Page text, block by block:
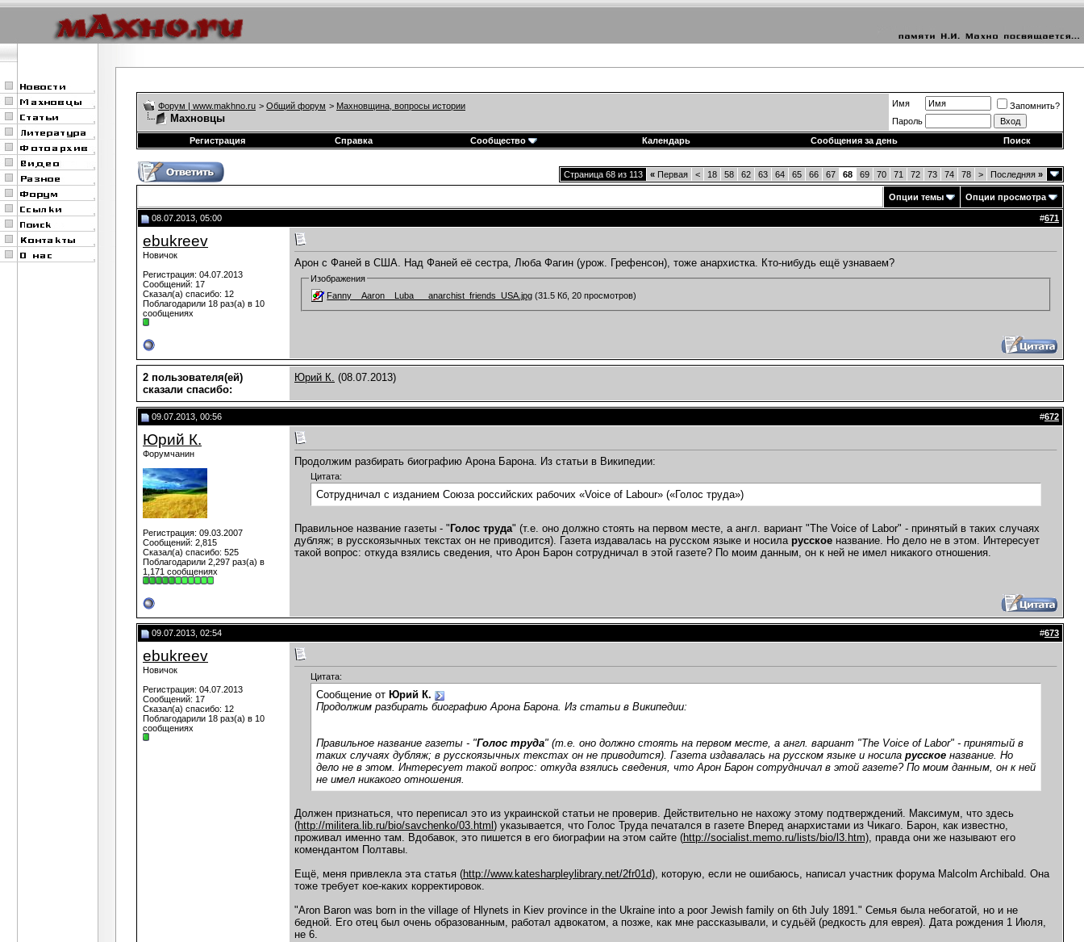
Форум | www.makhno.ru > Общий форум > Махновщина, вопросы истории
Махновцы
Имя
Запомнить?
Пароль
Регистрация
Справка Сообщество Календарь Сообщения за день Поиск
Страница 68 из 113 « Первая < 18 58 62 63 64 65 66 67 68 69 70 71 72 73 74 78 > Последняя »
Опции темы Опции просмотра
08.07.2013, 05:00 #671
ebukreev
Новичок
Регистрация: 04.07.2013
Сообщений: 17
Сказал(а) спасибо: 12
Поблагодарили 18 раз(а) в 10
сообщениях
Арон с Фаней в США. Над Фаней её сестра, Люба Фагин (урож. Грефенсон), тоже анархистка. Кто-нибудь ещё узнаваем?
Изображения
Fanny__Aaron__Luba___anarchist_friends_USA.jpg (31.5 Кб, 20 просмотров)
2 пользователя(ей)
сказали cпасибо:
Юрий К. (08.07.2013)
09.07.2013, 00:56 #672
Юрий К.
Форумчанин
Регистрация: 09.03.2007
Сообщений: 2,815
Сказал(а) спасибо: 525
Поблагодарили 2,297 раз(а) в
1,171 сообщениях
Продолжим разбирать биографию Арона Барона. Из статьи в Википедии:
Цитата:
Сотрудничал с изданием Союза российских рабочих «Voice of Labour» («Голос труда»)
Правильное название газеты - " Голос труда" (т.е. оно должно стоять на первом месте, а англ. вариант "The Voice of Labor" - принятый в таких случаях
дубляж; в русскоязычных текстах он не приводится). Газета издавалась на русском языке и носила русское название. Но дело не в этом. Интересует
такой вопрос: откуда взялись сведения, что Арон Барон сотрудничал в этой газете? По моим данным, он к ней не имел никакого отношения.
09.07.2013, 02:54 #673
ebukreev
Новичок
Регистрация: 04.07.2013
Сообщений: 17
Сказал(а) спасибо: 12
Поблагодарили 18 раз(а) в 10
сообщениях
Цитата:
Сообщение от Юрий К.
Продолжим разбирать биографию Арона Барона. Из статьи в Википедии:
Правильное название газеты - "Голос труда" (т.е. оно должно стоять на первом месте, а англ. вариант "The Voice of Labor" - принятый в
таких случаях дубляж; в русскоязычных текстах он не приводится). Газета издавалась на русском языке и носила русское название. Но
дело не в этом. Интересует такой вопрос: откуда взялись сведения, что Арон Барон сотрудничал в этой газете? По моим данным, он к ней
не имел никакого отношения.
Должен признаться, что переписал это из украинской статьи не проверив. Действительно не нахожу этому подтверждений. Максимум, что здесь
(http://militera.lib.ru/bio/savchenko/03.html ) указывается, что Голос Труда печатался в газете Вперед анархистами из Чикаго. Барон, как известно,
проживал именно там. Вдобавок, это пишется в его биографии на этом сайте (http://socialist.memo.ru/lists/bio/l3.htm), правда они же называют его
комендантом Полтавы.
Ещё, меня привлекла эта статья (http://www.katesharpleylibrary.net/2fr01d), которую, если не ошибаюсь, написал участник форума Malcolm Archibald. Она
тоже требует кое-каких корректировок.
"Aron Baron was born in the village of Hlynets in Kiev province in the Ukraine into a poor Jewish family on 6th July 1891." Семья была небогатой, но и не
бедной. Его отец был очень образованным, работал адвокатом, а позже, как мне рассказывали, и судьёй (редкость для еврея). Дата рождения 1 Июля,
не 6.